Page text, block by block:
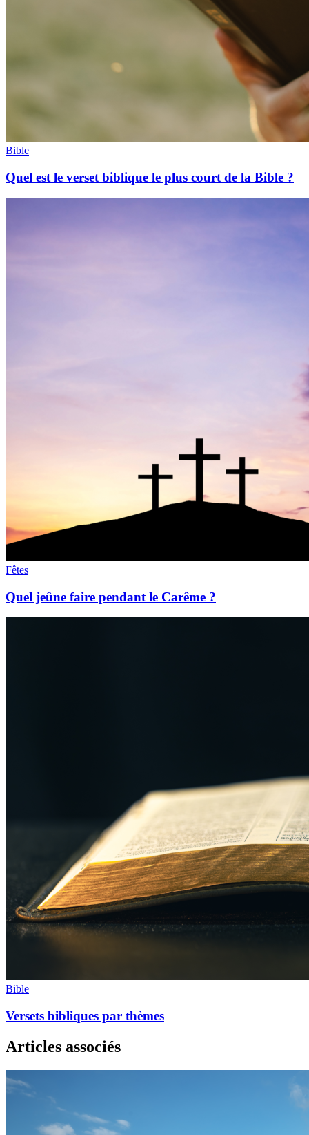
Bible
Quel est le verset biblique le plus court de la Bible ?
Fêtes
Quel jeûne faire pendant le Carême ?
Bible
Versets bibliques par thèmes
Articles associés